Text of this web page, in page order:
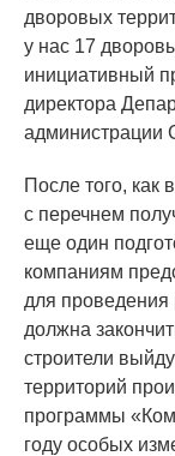
дворовых
у нас 17
инициативный
директора
администрации
После того, как
с перечнем
еще один
компаниям
для проведения
должна
строители
территорий
программы
году особых